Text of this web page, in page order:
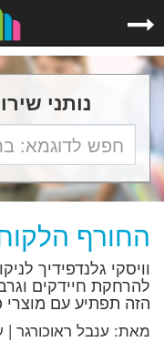
נותני
החורף
וויסקי גלנדפידיך
להרחקת חיידקים
הזה תפתיע עם
מאת: ענבל ראוכורגר |